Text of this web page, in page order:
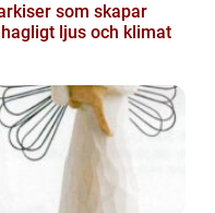
som skapar
ljus och klimat